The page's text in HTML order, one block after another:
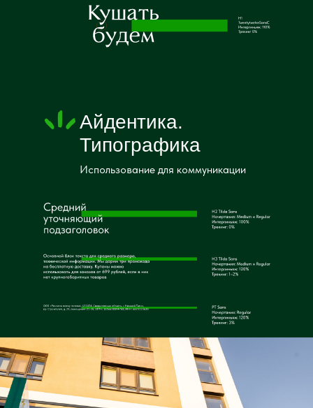
Айдентика.
Типографика
Использование для коммуникации